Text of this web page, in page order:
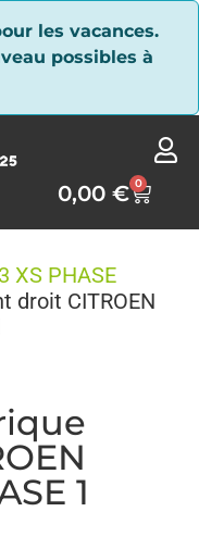
les vacances.
possibles à
0,00€ 0
XS PHASE
droit CITROEN
1